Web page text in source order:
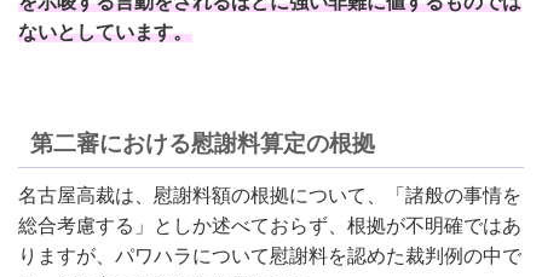
ないとしています。
第二審における慰謝料算定の根拠
名古屋高裁は、慰謝料額の根拠について、「諸般の事情を
総合考慮する」としか述べておらず、根拠が不明確ではあ
りますが、パワハラについて慰謝料を認めた裁判例の中で